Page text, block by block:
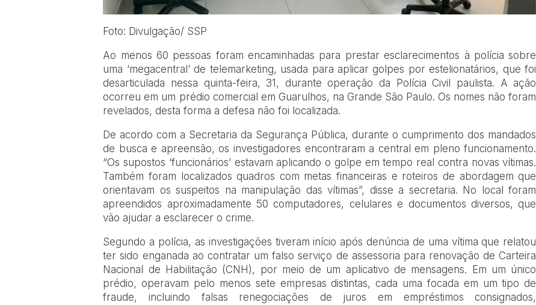
Foto: Divulgação/ SSP
Ao menos 60 pessoas foram encaminhadas para prestar esclarecimentos à polícia sobre
uma ‘megacentral’ de telemarketing, usada para aplicar golpes por estelionatários, que foi
desarticulada nessa quinta-feira, 31, durante operação da Polícia Civil paulista. A ação
ocorreu em um prédio comercial em Guarulhos, na Grande São Paulo. Os nomes não foram
revelados, desta forma a defesa não foi localizada.
De acordo com a Secretaria da Segurança Pública, durante o cumprimento dos mandados
de busca e apreensão, os investigadores encontraram a central em pleno funcionamento.
“Os supostos ‘funcionários’ estavam aplicando o golpe em tempo real contra novas vítimas.
Também foram localizados quadros com metas financeiras e roteiros de abordagem que
orientavam os suspeitos na manipulação das vítimas”, disse a secretaria. No local foram
apreendidos aproximadamente 50 computadores, celulares e documentos diversos, que
vão ajudar a esclarecer o crime.
Segundo a polícia, as investigações tiveram início após denúncia de uma vítima que relatou
ter sido enganada ao contratar um falso serviço de assessoria para renovação de Carteira
Nacional de Habilitação (CNH), por meio de um aplicativo de mensagens. Em um único
prédio, operavam pelo menos sete empresas distintas, cada uma focada em um tipo de
fraude, incluindo falsas renegociações de juros em empréstimos consignados,